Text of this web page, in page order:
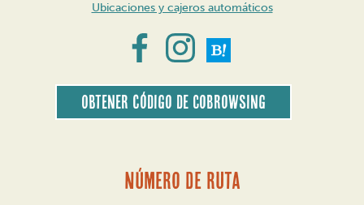
Ubicaciones y cajeros automáticos
Obtener código de CoBrowsing
Número de ruta